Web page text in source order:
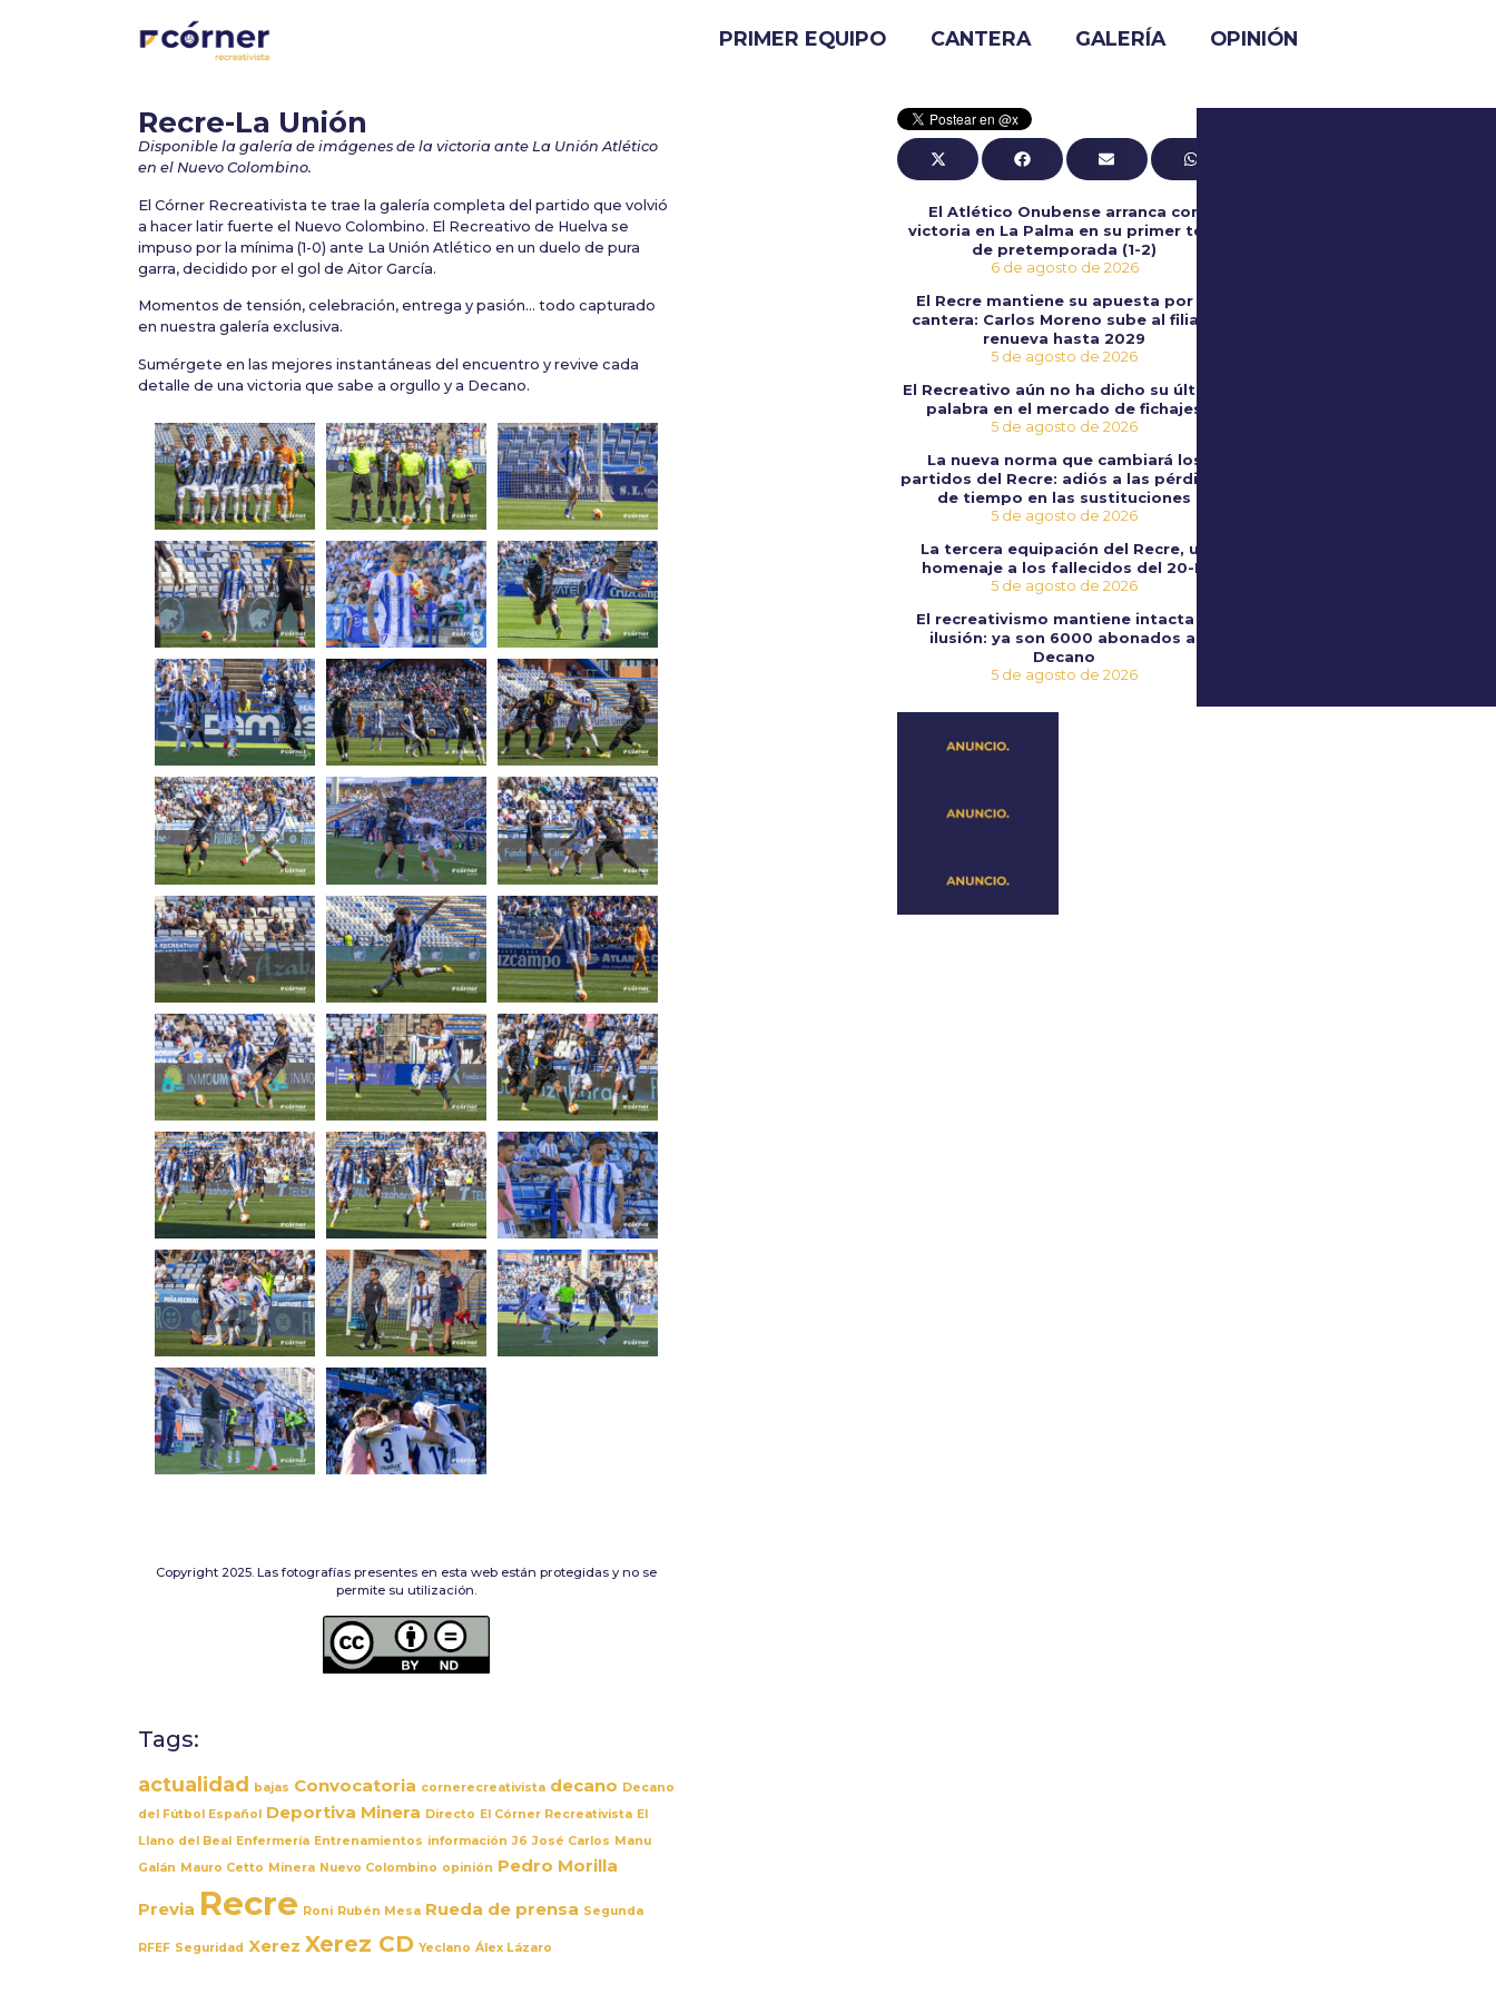
PRIMER EQUIPO CANTERA GALERÍA OPINIÓN
Recre-La Unión
Disponible la galería de imágenes de la victoria ante La Unión Atlético
en el Nuevo Colombino.
El Córner Recreativista te trae la galería completa del partido que volvió
a hacer latir fuerte el Nuevo Colombino. El Recreativo de Huelva se
impuso por la mínima (1-0) ante La Unión Atlético en un duelo de pura
garra, decidido por el gol de Aitor García.
Momentos de tensión, celebración, entrega y pasión… todo capturado
en nuestra galería exclusiva.
Sumérgete en las mejores instantáneas del encuentro y revive cada
detalle de una victoria que sabe a orgullo y a Decano.
Copyright 2025. Las fotografías presentes en esta web están protegidas y no se
permite su utilización.
Tags:
actualidad bajas Convocatoria cornerecreativista decano Decano
del Fútbol Español Deportiva Minera Directo El Córner Recreativista El
Llano del Beal Enfermería Entrenamientos información J6 José Carlos Manu
Galán Mauro Cetto Minera Nuevo Colombino opinión Pedro Morilla
Previa Recre Roni Rubén Mesa Rueda de prensa Segunda
RFEF Seguridad Xerez Xerez CD Yeclano Álex Lázaro
El Atlético Onubense arranca con
victoria en La Palma en su primer test
de pretemporada (1-2)
6 de agosto de 2026
El Recre mantiene su apuesta por la
cantera: Carlos Moreno sube al filial y
renueva hasta 2029
5 de agosto de 2026
El Recreativo aún no ha dicho su última
palabra en el mercado de fichajes
5 de agosto de 2026
La nueva norma que cambiará los
partidos del Recre: adiós a las pérdidas
de tiempo en las sustituciones
5 de agosto de 2026
La tercera equipación del Recre, un
homenaje a los fallecidos del 20-D
5 de agosto de 2026
El recreativismo mantiene intacta la
ilusión: ya son 6000 abonados al
Decano
5 de agosto de 2026